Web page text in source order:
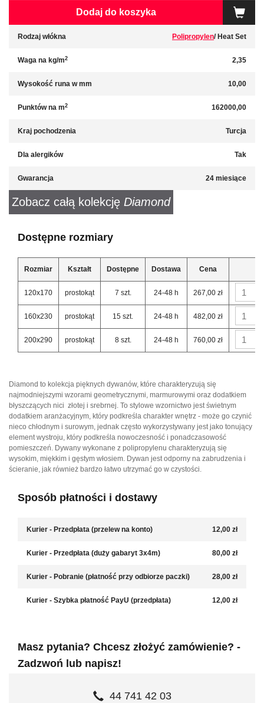
Dodaj do koszyka
Rodzaj włókna Polipropylen/ Heat Set
Waga na kg/m2 2,35
Wysokość runa w mm 10,00
Punktów na m2 162000,00
Kraj pochodzenia Turcja
Dla alergików Tak
Gwarancja 24 miesiące
Zobacz całą kolekcję Diamond
Dostępne rozmiary
Rozmiar Kształt Dostępne Dostawa Cena
120x170 prostokąt 7 szt. 24-48 h 267,00 zł
160x230 prostokąt 15 szt. 24-48 h 482,00 zł
200x290 prostokąt 8 szt. 24-48 h 760,00 zł
Diamond to kolekcja pięknych dywanów, które charakteryzują się
najmodniejszymi wzorami geometrycznymi, marmurowymi oraz dodatkiem
błyszczących nici  złotej i srebrnej. To stylowe wzornictwo jest świetnym
dodatkiem aranżacyjnym, który podkreśla charakter wnętrz - może go czynić
nieco chłodnym i surowym, jednak często wykorzystywany jest jako tonujący
element wystroju, który podkreśla nowoczesność i ponadczasowość
pomieszczeń. Dywany wykonane z polipropylenu charakteryzują się
wysokim, miękkim i gęstym włosiem. Dywan jest odporny na zabrudzenia i
ścieranie, jak również bardzo łatwo utrzymać go w czystości.
Sposób płatności i dostawy
Kurier - Przedpłata (przelew na konto) 12,00 zł
Kurier - Przedpłata (duży gabaryt 3x4m) 80,00 zł
Kurier - Pobranie (płatność przy odbiorze paczki) 28,00 zł
Kurier - Szybka płatność PayU (przedpłata) 12,00 zł
Masz pytania? Chcesz złożyć zamówienie? -
Zadzwoń lub napisz!
44 741 42 03